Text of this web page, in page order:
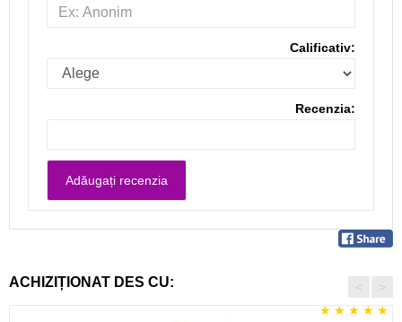
Calificativ:
Recenzia:
ACHIZIȚIONAT DES CU: < >